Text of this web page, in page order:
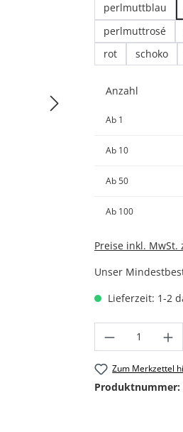
perlmuttblau
perlmuttrosé
rot
schoko
Anzahl
Ab 1
Ab 10
Ab50
Ab 100
Preise inkl. MwSt.
Unser
Lieferzeit: 1-2
Produkt
Zum Merkzettel
Produktnummer: